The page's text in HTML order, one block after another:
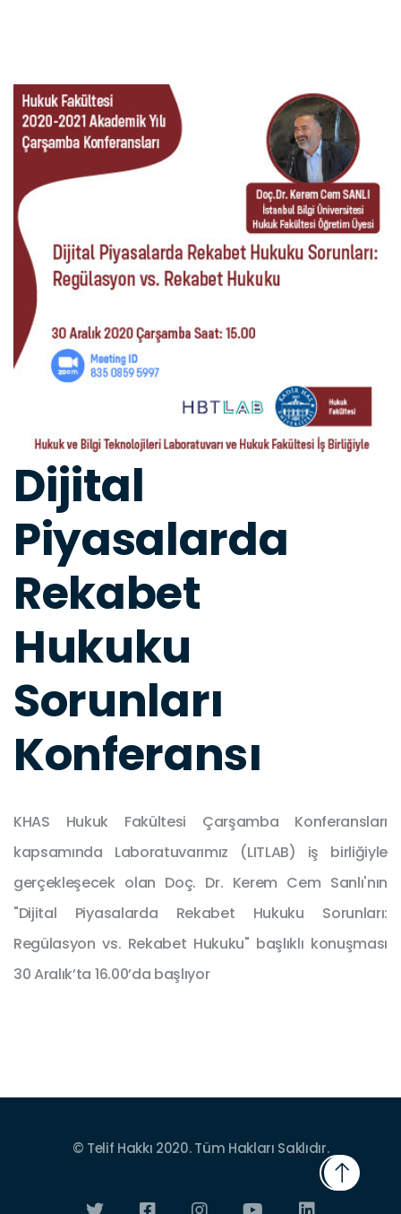
Dijital
Piyasalarda
Rekabet
Hukuku
Sorunları
Konferansı
KHAS Hukuk Fakültesi Çarşamba Konferansları
kapsamında Laboratuvarımız (LITLAB) iş birliğiyle
gerçekleşecek olan Doç. Dr. Kerem Cem Sanlı'nın
"Dijital Piyasalarda Rekabet Hukuku Sorunları:
Regülasyon vs. Rekabet Hukuku" başlıklı konuşması
30 Aralık’ta 16.00’da başlıyor
© Telif Hakkı 2020. Tüm Hakları Saklıdır.